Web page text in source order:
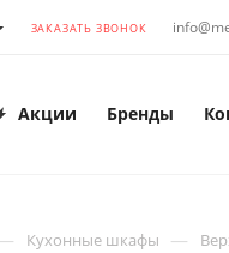
ЗАКАЗАТЬ ЗВОНОК
Акции Бренды
Кухонные шкафы —